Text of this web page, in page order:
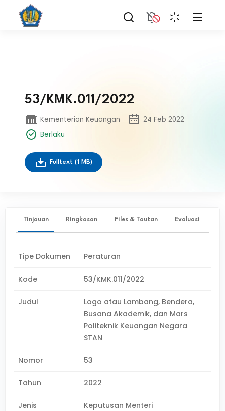
53/KMK.011/2022
Kementerian Keuangan
24 Feb 2022
Berlaku
Fulltext (1 MB)
Tinjauan Ringkasan Files & Tautan Evaluasi
Tipe Dokumen Peraturan
Kode 53/KMK.011/2022
Judul
Logo atau Lambang, Bendera,
Busana Akademik, dan Mars
Politeknik Keuangan Negara
STAN
Nomor 53
Tahun 2022
Jenis
Keputusan Menteri